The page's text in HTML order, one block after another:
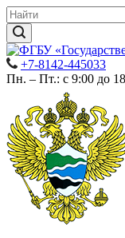
+7-8142-445033
Пн. – Пт.: с 9:00 до